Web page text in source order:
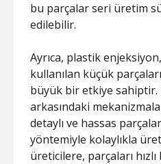
bu parçalar seri üretim
edilebilir.
Ayrıca, plastik
kullanılan küçük
büyük bir etkiye
arkasındaki
detaylı ve hassas
yöntemiyle kolaylıkla
üreticilere, parçaları